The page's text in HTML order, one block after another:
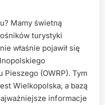
Mamy świetną
turystyki
właśnie pojawił się
(OWRP). Tym
Wielkopolska, a bazą
informacje